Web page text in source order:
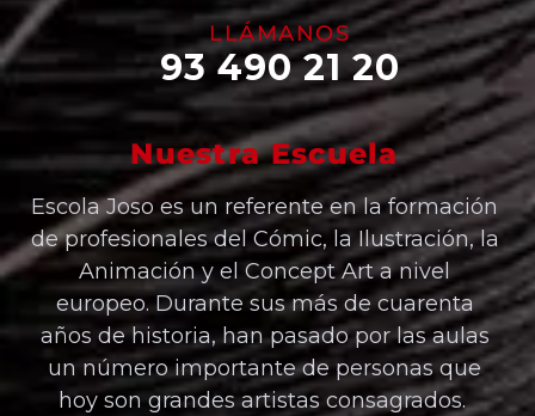
LLÁMANOS
93 490 21 20
Nuestra Escuela
Escola Joso es un referente en la formación
de profesionales del Cómic, la Ilustración, la
Animación y el Concept Art a nivel
europeo. Durante sus más de cuarenta
años de historia, han pasado por las aulas
un número importante de personas que
hoy son grandes artistas consagrados.